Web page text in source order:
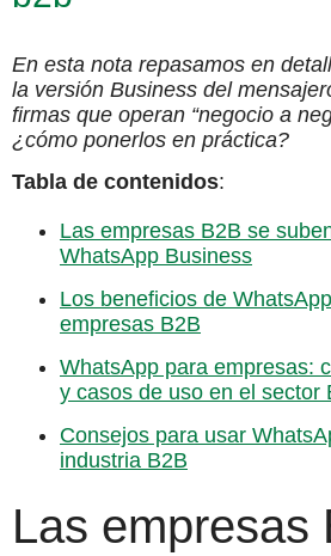
En esta nota repasamos en
la versión Business del
firmas que operan “negocio a
¿cómo ponerlos en práctica?
Tabla de contenidos:
Las empresas B2B se
WhatsApp Business
Los beneficios de
empresas B2B
WhatsApp para empresas:
y casos de uso en el sector
Consejos para usar
industria B2B
Las empresas